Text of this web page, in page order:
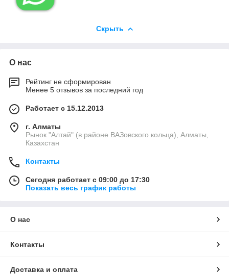
Скрыть
О нас
Рейтинг не сформирован
Менее 5 отзывов за последний год
Работает с 15.12.2013
г. Алматы
Рынок "Алтай" (в районе ВАЗовского кольца), Алматы,
Казахстан
Контакты
Сегодня работает с 09:00 до 17:30
Показать весь график работы
О нас
Контакты
Доставка и оплата